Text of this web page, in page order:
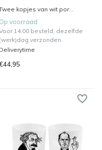
kopjes van wit por...
Op voorraad
14.00 besteld, dezelfde
(werk)dag verzonden.
Deliverytime